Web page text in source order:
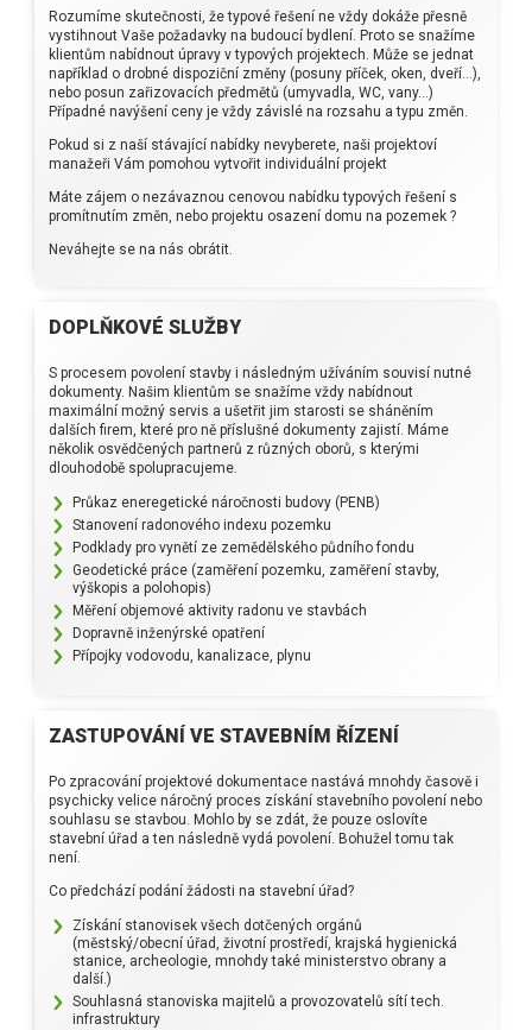
Rozumíme skutečnosti, že typové řešení ne vždy dokáže přesně
vystihnout Vaše požadavky na budoucí bydlení. Proto se snažíme
klientům nabídnout úpravy v typových projektech. Může se jednat
například o drobné dispoziční změny (posuny příček, oken, dveří...),
nebo posun zařizovacích předmětů (umyvadla, WC, vany...)
Případné navýšení ceny je vždy závislé na rozsahu a typu změn.
Pokud si z naší stávající nabídky nevyberete, naši projektoví
manažeři Vám pomohou vytvořit individuální projekt
Máte zájem o nezávaznou cenovou nabídku typových řešení s
promítnutím změn, nebo projektu osazení domu na pozemek ?
Neváhejte se na nás obrátit.
DOPLŇKOVÉ SLUŽBY
S procesem povolení stavby i následným užíváním souvisí nutné
dokumenty. Našim klientům se snažíme vždy nabídnout
maximální možný servis a ušetřit jim starosti se sháněním
dalších firem, které pro ně příslušné dokumenty zajistí. Máme
několik osvědčených partnerů z různých oborů, s kterými
dlouhodobě spolupracujeme.
Průkaz eneregetické náročnosti budovy (PENB)
Stanovení radonového indexu pozemku
Podklady pro vynětí ze zemědělského půdního fondu
Geodetické práce (zaměření pozemku, zaměření stavby,
výškopis a polohopis)
Měření objemové aktivity radonu ve stavbách
Dopravně inženýrské opatření
Přípojky vodovodu, kanalizace, plynu
ZASTUPOVÁNÍ VE STAVEBNÍM ŘÍZENÍ
Po zpracování projektové dokumentace nastává mnohdy časově i
psychicky velice náročný proces získání stavebního povolení nebo
souhlasu se stavbou. Mohlo by se zdát, že pouze oslovíte
stavební úřad a ten následně vydá povolení. Bohužel tomu tak
není.
Co předchází podání žádosti na stavební úřad?
Získání stanovisek všech dotčených orgánů
(městský/obecní úřad, životní prostředí, krajská hygienická
stanice, archeologie, mnohdy také ministerstvo obrany a
další.)
Souhlasná stanoviska majitelů a provozovatelů sítí tech.
infrastruktury